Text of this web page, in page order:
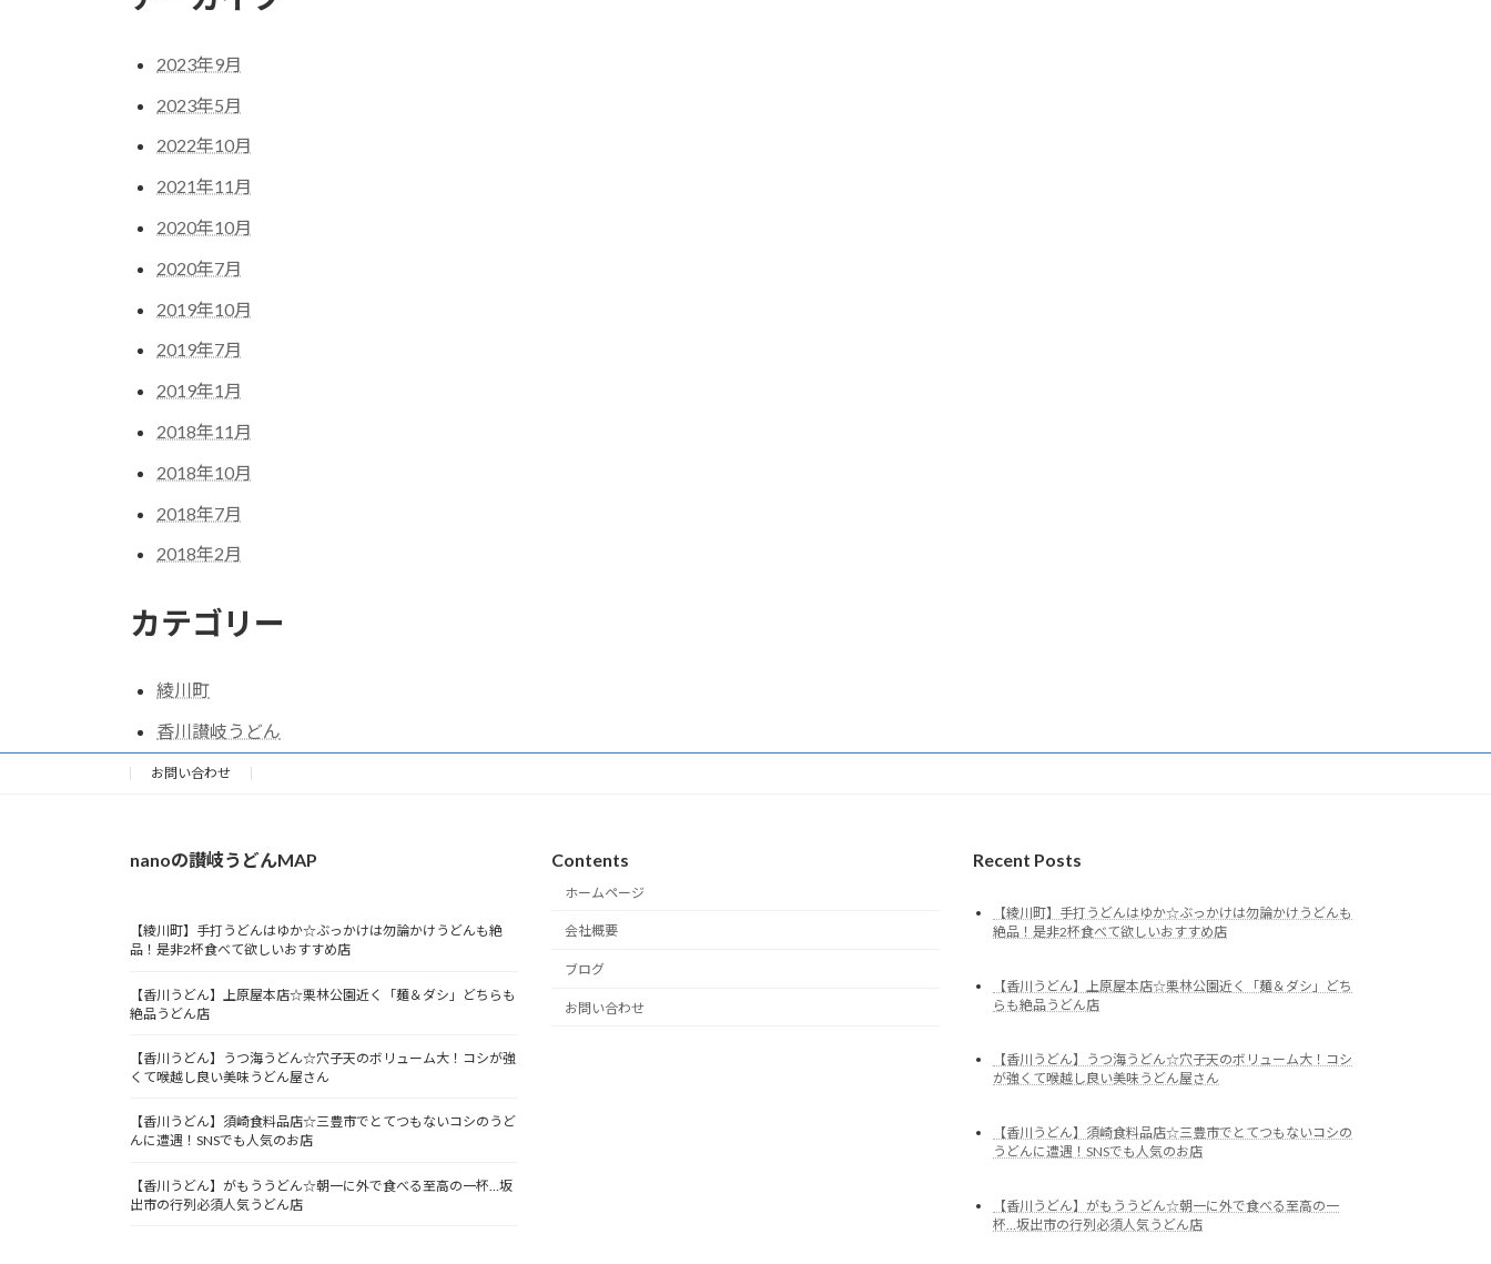
2023年9月
2023年5月
2022年10月
2021年11月
2020年10月
2020年7月
2019年10月
2019年7月
2019年1月
2018年11月
2018年10月
2018年7月
2018年2月
カテゴリー
綾川町
香川讃岐うどん
お問い合わせ
nanoの讃岐うどんMAP
【綾川町】手打うどんはゆか☆ぶっかけは勿論かけうどんも絶
品！是非2杯食べて欲しいおすすめ店
【香川うどん】上原屋本店☆栗林公園近く「麺＆ダシ」どちらも
絶品うどん店
【香川うどん】うつ海うどん☆穴子天のボリューム大！コシが強
くて喉越し良い美味うどん屋さん
【香川うどん】須崎食料品店☆三豊市でとてつもないコシのうど
んに遭遇！SNSでも人気のお店
【香川うどん】がもううどん☆朝一に外で食べる至高の一杯…坂
出市の行列必須人気うどん店
Contents
ホームページ
会社概要
ブログ
お問い合わせ
Recent Posts
【綾川町】手打うどんはゆか☆ぶっかけは勿論かけうどんも
絶品！是非2杯食べて欲しいおすすめ店
【香川うどん】上原屋本店☆栗林公園近く「麺＆ダシ」どち
らも絶品うどん店
【香川うどん】うつ海うどん☆穴子天のボリューム大！コシ
が強くて喉越し良い美味うどん屋さん
【香川うどん】須崎食料品店☆三豊市でとてつもないコシの
うどんに遭遇！SNSでも人気のお店
【香川うどん】がもううどん☆朝一に外で食べる至高の一
杯…坂出市の行列必須人気うどん店